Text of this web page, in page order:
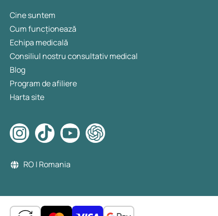
Cine suntem
Cum funcționează
Echipa medicală
Consiliul nostru consultativ medical
Blog
Program de afiliere
Harta site
RO | Romania